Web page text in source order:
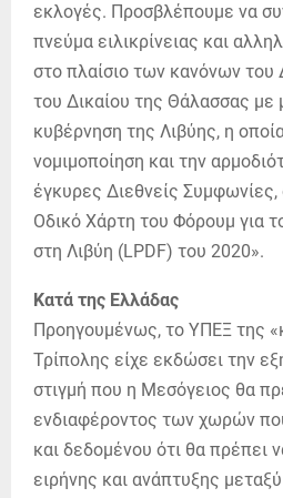
εκλογές. Προσβλέπουμε να
πνεύμα ειλικρίνειας και
στο πλαίσιο των κανόνων του
του Δικαίου της Θάλασσας με
κυβέρνηση της Λιβύης, η
νομιμοποίηση και την
έγκυρες Διεθνείς
Οδικό Χάρτη του Φόρουμ για
στη Λιβύη (LPDF) του 2020».
Κατά της Ελλάδας
Προηγουμένως, το ΥΠΕΞ της
Τρίπολης είχε εκδώσει την
στιγμή που η Μεσόγειος θα
ενδιαφέροντος των χωρών
και δεδομένου ότι θα πρέπει
ειρήνης και ανάπτυξης